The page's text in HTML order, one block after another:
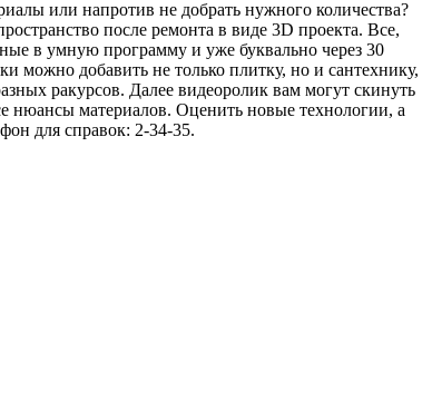
или напротив не добрать нужного количества?
после ремонта в виде 3D проекта. Все,
в умную программу и уже буквально через 30
можно добавить не только плитку, но и сантехнику,
ракурсов. Далее видеоролик вам могут скинуть
нюансы материалов. Оценить новые технологии, а
для справок: 2-34-35.